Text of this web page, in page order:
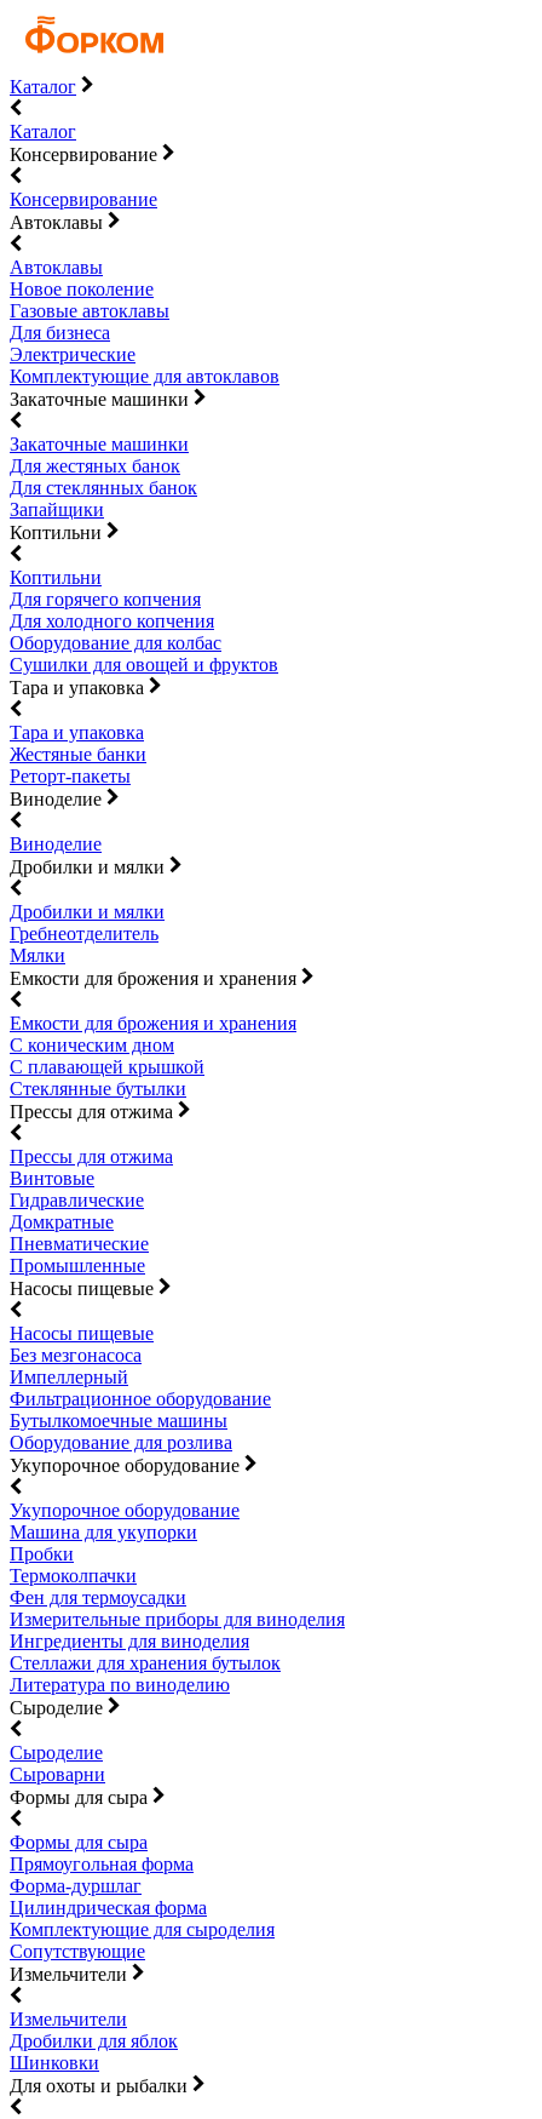
Каталог
Каталог
Консервирование
Консервирование
Автоклавы
Автоклавы
Новое поколение
Газовые автоклавы
Для бизнеса
Электрические
Комплектующие для автоклавов
Закаточные машинки
Закаточные машинки
Для жестяных банок
Для стеклянных банок
Запайщики
Коптильни
Коптильни
Для горячего копчения
Для холодного копчения
Оборудование для колбас
Сушилки для овощей и фруктов
Тара и упаковка
Тара и упаковка
Жестяные банки
Реторт-пакеты
Виноделие
Виноделие
Дробилки и мялки
Дробилки и мялки
Гребнеотделитель
Мялки
Емкости для брожения и хранения
Емкости для брожения и хранения
С коническим дном
С плавающей крышкой
Стеклянные бутылки
Прессы для отжима
Прессы для отжима
Винтовые
Гидравлические
Домкратные
Пневматические
Промышленные
Насосы пищевые
Насосы пищевые
Без мезгонасоса
Импеллерный
Фильтрационное оборудование
Бутылкомоечные машины
Оборудование для розлива
Укупорочное оборудование
Укупорочное оборудование
Машина для укупорки
Пробки
Термоколпачки
Фен для термоусадки
Измерительные приборы для виноделия
Ингредиенты для виноделия
Стеллажи для хранения бутылок
Литература по виноделию
Сыроделие
Сыроделие
Сыроварни
Формы для сыра
Формы для сыра
Прямоугольная форма
Форма-дуршлаг
Цилиндрическая форма
Комплектующие для сыроделия
Сопутствующие
Измельчители
Измельчители
Дробилки для яблок
Шинковки
Для охоты и рыбалки